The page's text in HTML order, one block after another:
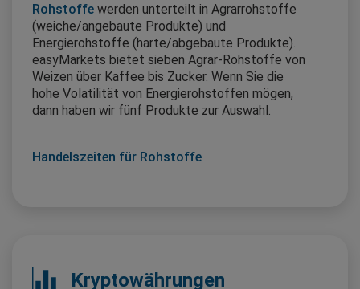
Rohstoffe werden unterteilt in Agrarrohstoffe
(weiche/angebaute Produkte) und
Energierohstoffe (harte/abgebaute Produkte).
easyMarkets bietet sieben Agrar-Rohstoffe von
Weizen über Kaffee bis Zucker. Wenn Sie die
hohe Volatilität von Energierohstoffen mögen,
dann haben wir fünf Produkte zur Auswahl.
Handelszeiten für Rohstoffe
Kryptowährungen